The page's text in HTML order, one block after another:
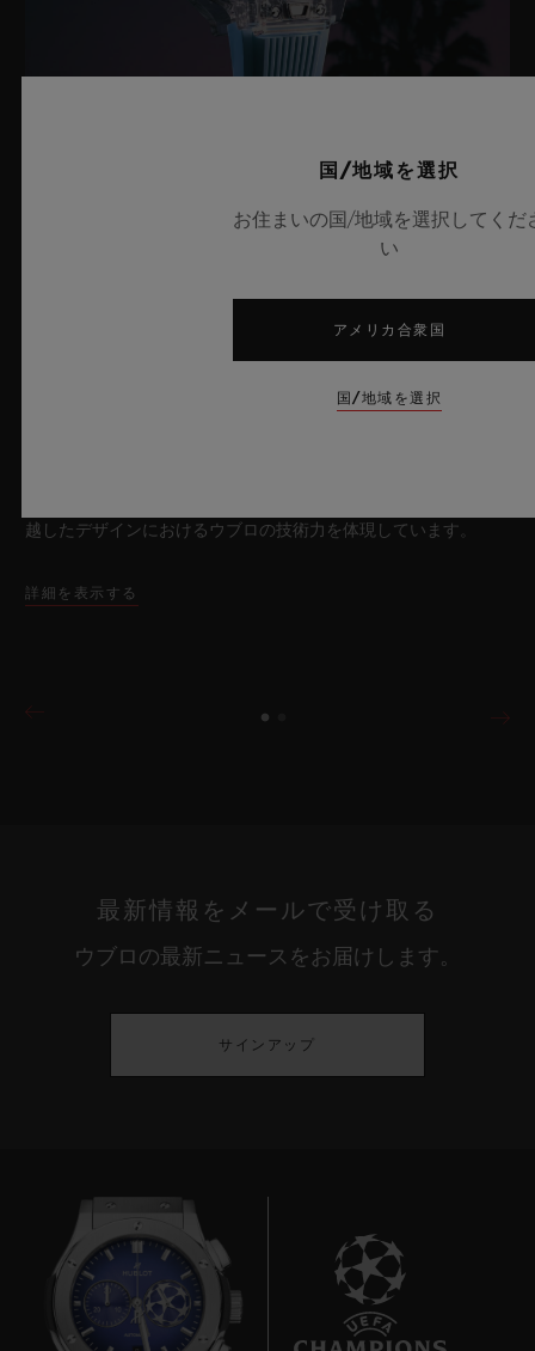
2026年7月8日、スイス・ニヨン – サファイアクリスタルにおい
て比類なき技術を誇るウブロは、新作「ビッグ・バン サファイ
ア スカイブルー」により、再び時計製造の限界を押し広げま
す。魅惑的なスカイブルーの透明感を放つサファイアクリスタル
のこのモデルは世界限定100本で展開され、最先端のメカニズム
越したデザインにおけるウブロの技術力を体現しています。
詳細を表示する
最新情報をメールで受け取る
ウブロの最新ニュースをお届けします。
サインアップ
国/地域を選択
お住まいの国/地域を選択してくだ
い
アメリカ合衆国
国/地域を選択